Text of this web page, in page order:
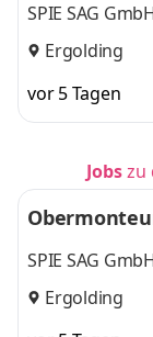
SPIE SAG
Ergolding
vor 5 Tagen
Jobszu
SPIE SAG
Ergolding